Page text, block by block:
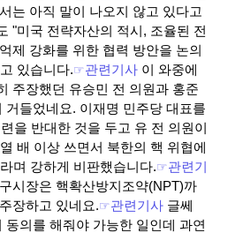
는 아직 말이 나오지 않고 있다고
"미국 전략자산의 적시, 조율된 전
제 강화를 위한 협력 방안을 논의
있습니다.☞관련기사 이 와중에
주장했던 유승민 전 의원과 홍준
거들었네요. 이재명 민주당 대표를
을 반대한 것을 두고 유 전 의원이
배 이상 쓰면서 북한의 핵 위협에
며 강하게 비판했습니다.☞관련기
시장은 핵확산방지조약(NPT)까
장하고 있네요.☞관련기사 글쎄
동의를 해줘야 가능한 일인데 과연